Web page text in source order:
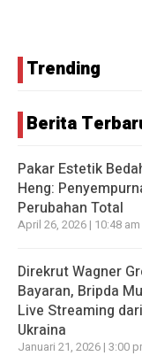
Trending
Berita
Pakar Estetik
Heng:
Perubahan Total
April 26, 2026 | 10:48 am
Direkrut Wagner
Bayaran, Bripda
Live Streaming
Ukraina
Januari 21, 2026 | 3:00